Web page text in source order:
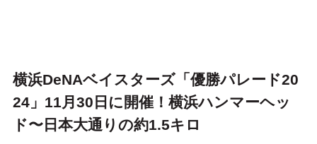
横浜DeNAベイスターズ「優勝パレード20
24」11月30日に開催！横浜ハンマーヘッ
ド〜日本大通りの約1.5キロ